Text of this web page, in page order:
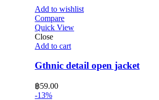
Add to wishlist
Compare
Quick View
Close
Add to cart
Gthnic detail open jacket
฿59.00
-13%